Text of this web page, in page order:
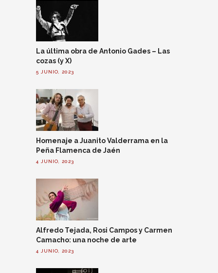
La última obra de Antonio Gades – Las
cozas (y X)
5 JUNIO, 2023
Homenaje a Juanito Valderrama en la
Peña Flamenca de Jaén
4 JUNIO, 2023
Alfredo Tejada, Rosi Campos y Carmen
Camacho: una noche de arte
4 JUNIO, 2023